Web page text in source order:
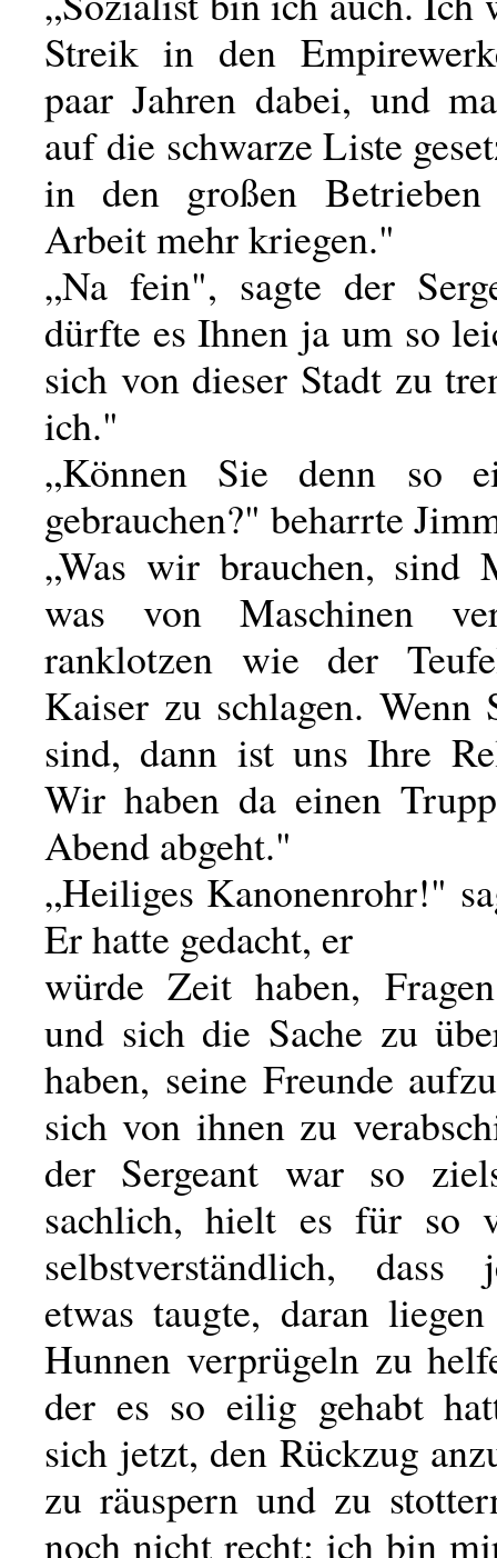
Streik in den
paar Jahren dabei, und
auf die schwarze Liste
in den großen
Arbeit mehr kriegen."
„Na fein", sagte der
dürfte es Ihnen ja um so
sich von dieser Stadt zu
ich."
„Können Sie denn so
gebrauchen?" beharrte
„Was wir brauchen, sind
was von Maschinen
ranklotzen wie der
Kaiser zu schlagen. Wenn
sind, dann ist uns Ihre
Wir haben da einen
Abend abgeht."
„Heiliges Kanonenrohr!"
Er hatte gedacht, er
würde Zeit haben,
und sich die Sache zu
haben, seine Freunde
sich von ihnen zu
der Sergeant war so
sachlich, hielt es für so
selbstverständlich, dass
etwas taugte, daran
Hunnen verprügeln zu
der es so eilig gehabt
sich jetzt, den Rückzug
zu räuspern und zu
noch nicht recht; ich bin